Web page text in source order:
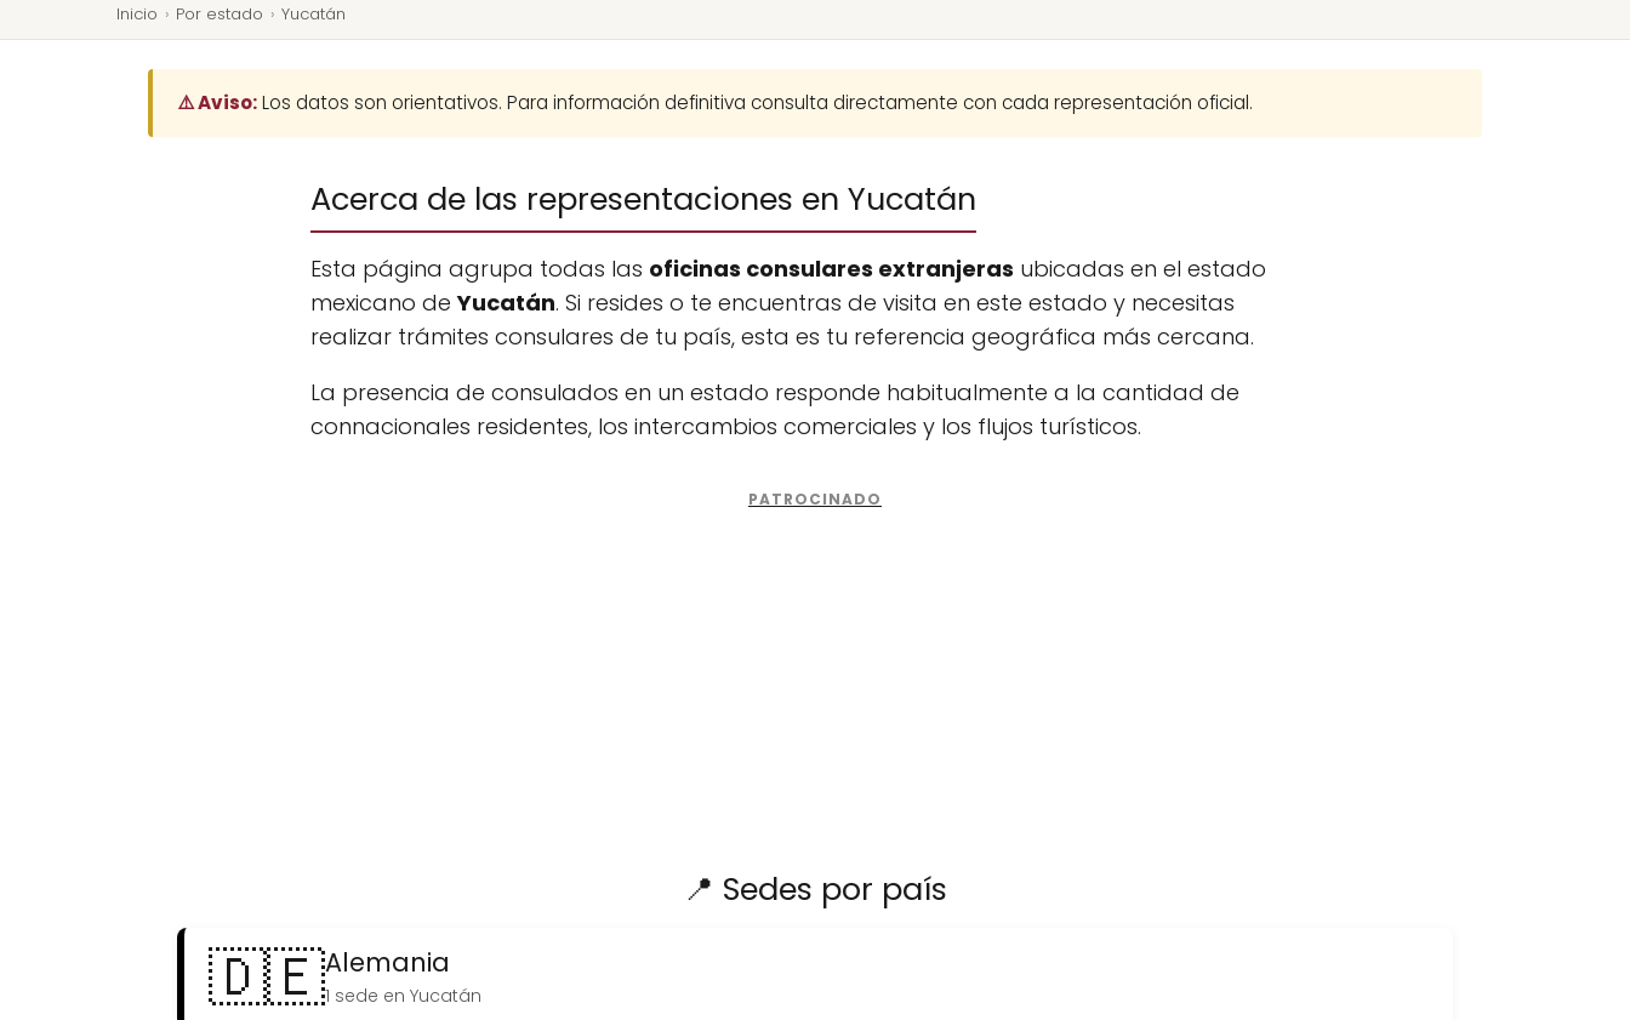
Inicio › Por estado › Yucatán
⚠️ Aviso:Los datos son orientativos. Para información definitiva consulta directamente con cada representación oficial.
Acerca de las representaciones en Yucatán
Esta página agrupa todas las oficinas consulares extranjeras ubicadas en el estado
mexicano deYucatán. Si resides o te encuentras de visita en este estado y necesitas
realizar trámites consulares de tu país, esta es tu referencia geográfica más cercana.
La presencia de consulados en un estado responde habitualmente a la cantidad de
connacionales residentes, los intercambios comerciales y los flujos turísticos.
📍 Sedes por país
🇩🇪Alemania
1 sede en Yucatán